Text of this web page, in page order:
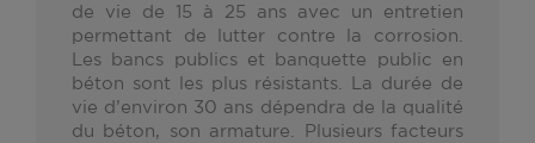
de vie de 15 à 25 ans avec un entretien
permettant de lutter contre la corrosion.
Les bancs publics et banquette public en
béton sont les plus résistants. La durée de
vie d’environ 30 ans dépendra de la qualité
du béton, son armature. Plusieurs facteurs